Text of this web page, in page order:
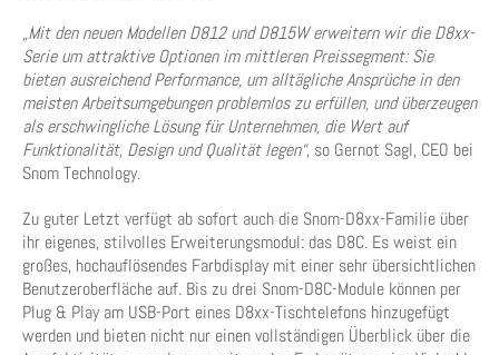
„Mit den neuen Modellen D812 und D815W erweitern wir die D8xx-
Serie um attraktive Optionen im mittleren Preissegment: Sie
bieten ausreichend Performance, um alltägliche Ansprüche in den
meisten Arbeitsumgebungen problemlos zu erfüllen, und überzeugen
als erschwingliche Lösung für Unternehmen, die Wert auf
Funktionalität, Design und Qualität legen“, so Gernot Sagl, CEO bei
Snom Technology.
Zu guter Letzt verfügt ab sofort auch die Snom-D8xx-Familie über
ihr eigenes, stilvolles Erweiterungsmodul: das D8C. Es weist ein
großes, hochauflösendes Farbdisplay mit einer sehr übersichtlichen
Benutzeroberfläche auf. Bis zu drei Snom-D8C-Module können per
Plug & Play am USB-Port eines D8xx-Tischtelefons hinzugefügt
werden und bieten nicht nur einen vollständigen Überblick über die